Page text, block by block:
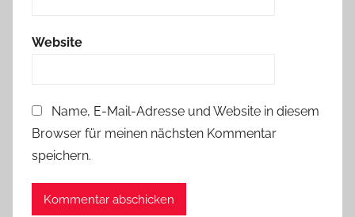
Website
Name, E-Mail-Adresse und Website in diesem
Browser für meinen nächsten Kommentar
speichern.